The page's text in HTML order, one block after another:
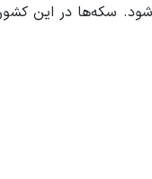
سکه‌ها در این کشور